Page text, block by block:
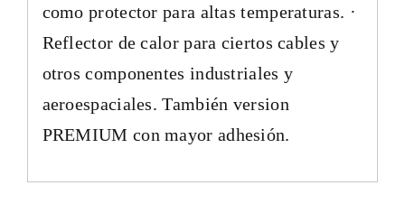
como protector para altas temperaturas. ·
Reflector de calor para ciertos cables y
otros componentes industriales y
aeroespaciales. También version
PREMIUM con mayor adhesión.